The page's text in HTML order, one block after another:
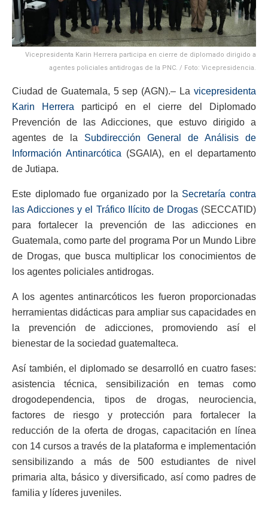
Vicepresidenta Karin Herrera participa en cierre de diplomado dirigido a
agentes policiales antidrogas de la PNC. / Foto: Vicepresidencia.
Ciudad de Guatemala, 5 sep (AGN).– La vicepresidenta
Karin Herrera participó en el cierre del Diplomado
Prevención de las Adicciones, que estuvo dirigido a
agentes de la Subdirección General de Análisis de
Información Antinarcótica (SGAIA), en el departamento
de Jutiapa.
Este diplomado fue organizado por la Secretaría contra
las Adicciones y el Tráfico Ilícito de Drogas(SECCATID)
para fortalecer la prevención de las adicciones en
Guatemala, como parte del programa Por un Mundo Libre
de Drogas, que busca multiplicar los conocimientos de
los agentes policiales antidrogas.
A los agentes antinarcóticos les fueron proporcionadas
herramientas didácticas para ampliar sus capacidades en
la prevención de adicciones, promoviendo así el
bienestar de la sociedad guatemalteca.
Así también, el diplomado se desarrolló en cuatro fases:
asistencia técnica, sensibilización en temas como
drogodependencia, tipos de drogas, neurociencia,
factores de riesgo y protección para fortalecer la
reducción de la oferta de drogas, capacitación en línea
con 14 cursos a través de la plataforma e implementación
sensibilizando a más de 500 estudiantes de nivel
primaria alta, básico y diversificado, así como padres de
familia y líderes juveniles.